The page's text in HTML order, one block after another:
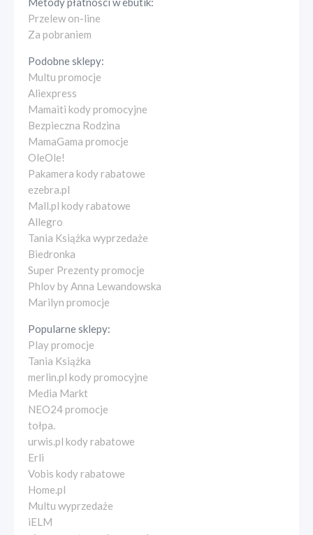
Przelew on-line
Za pobraniem
Podobne sklepy:
Multu promocje
Aliexpress
Mamaiti kody promocyjne
Bezpieczna Rodzina
MamaGama promocje
OleOle!
Pakamera kody rabatowe
ezebra.pl
Mall.pl kody rabatowe
Allegro
Tania Książka wyprzedaże
Biedronka
Super Prezenty promocje
Phlov by Anna Lewandowska
Marilyn promocje
Popularne sklepy:
Play promocje
Tania Książka
merlin.pl kody promocyjne
Media Markt
NEO24 promocje
tołpa.
urwis.pl kody rabatowe
Erli
Vobis kody rabatowe
Home.pl
Multu wyprzedaże
iELM